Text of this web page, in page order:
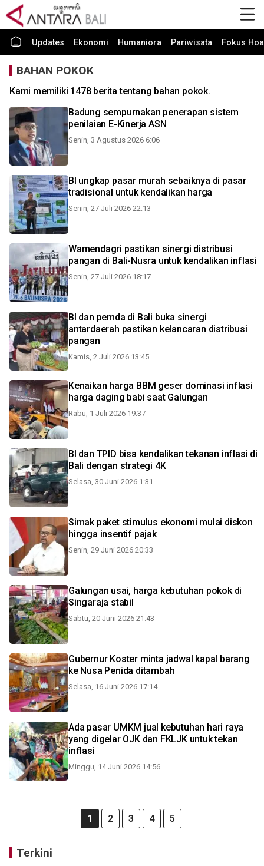
Updates Ekonomi Humaniora Pariwisata Fokus
BAHAN POKOK
Kami memiliki 1478 berita tentang bahan pokok.
Badung sempurnakan penerapan sistem
penilaian E-Kinerja ASN
Senin, 3 Agustus 2026 6:06
BI ungkap pasar murah sebaiknya di pasar
tradisional untuk kendalikan harga
Senin, 27 Juli 2026 22:13
Wamendagri pastikan sinergi distribusi
pangan di Bali-Nusra untuk kendalikan inflasi
Senin, 27 Juli 2026 18:17
BI dan pemda di Bali buka sinergi
antardaerah pastikan kelancaran distribusi
pangan
Kamis, 2 Juli 2026 13:45
Kenaikan harga BBM geser dominasi inflasi
harga daging babi saat Galungan
Rabu, 1 Juli 2026 19:37
BI dan TPID bisa kendalikan tekanan inflasi di
Bali dengan strategi 4K
Selasa, 30 Juni 2026 1:31
Simak paket stimulus ekonomi mulai diskon
hingga insentif pajak
Senin, 29 Juni 2026 20:33
Galungan usai, harga kebutuhan pokok di
Singaraja stabil
Sabtu, 20 Juni 2026 21:43
Gubernur Koster minta jadwal kapal barang
ke Nusa Penida ditambah
Selasa, 16 Juni 2026 17:14
Ada pasar UMKM jual kebutuhan hari raya
yang digelar OJK dan FKLJK untuk tekan
inflasi
Minggu, 14 Juni 2026 14:56
1 2 3 4 5
Terkini